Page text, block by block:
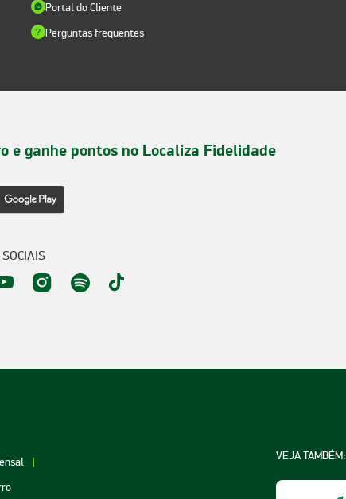
Portal do Cliente
Perguntas frequentes
e ganhe pontos no Localiza Fidelidade
VEJA TAMBÉM: